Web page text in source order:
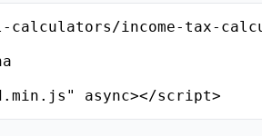
calculators/income-tax-
async></script>